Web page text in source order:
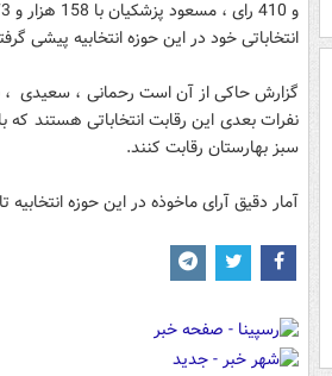
انتخاباتی خود در این حوزه انتخابیه پیشی
گزارش حاکی از آن است رحمانی ، سعیدی ،
نفرات بعدی این رقابت انتخاباتی هستند
سبز بهارستان رقابت کنند.
آمار دقیق آرای ماخوذه در این حوزه